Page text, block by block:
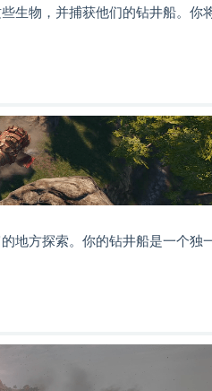
生物，并捕获他们的钻井船。你
地方探索。你的钻井船是一个独